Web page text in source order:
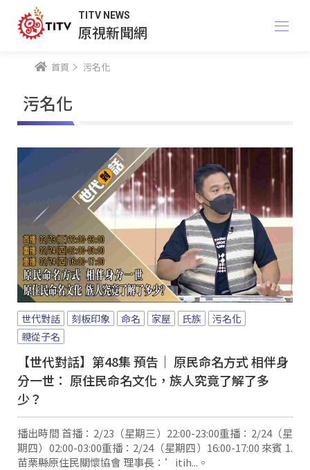
TITV NEWS
原視新聞網
首頁 污名化
污名化
世代對話 刻板印象 命名 家屋 氏族
污名化
親從子名
【世代對話】第48集 預告｜ 原民命名方式 相伴身
分一世： 原住民命名文化，族人究竟了解了多
少？
播出時間 首播：2/23（星期三）22:00-23:00重播：2/24（星
期四）02:00-03:00重播：2/24（星期四）16:00-17:00 來賓 1.
苗栗縣原住民關懷協會 理事長：’itih...。